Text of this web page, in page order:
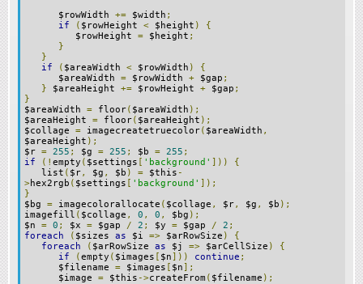
$rowWidth += $width ;
if
( $rowHeight < $height )
{
$rowHeight = $height ;
}
}
if
( $areaWidth < $rowWidth )
{
$areaWidth = $rowWidth + $gap ;
} $areaHeight += $rowHeight + $gap ;
}
$areaWidth = floor( $areaWidth );
$areaHeight = floor( $areaHeight );
$collage = imagecreatetruecolor( $areaWidth ,
$areaHeight );
$r = 255 ; $g = 255 ; $b = 255 ;
if
(! empty ( $settings [ 'background' ]))
{
list ( $r, $g , $b ) = $this -
>hex2rgb ( $settings [ 'background' ]);
}
$bg = imagecolorallocate ( $collage , $r, $g , $b );
imagefill ( $collage , 0 , 0 , $bg );
$n = 0 ; $x = $gap / 2 ; $y = $gap / 2 ;
foreach
( $sizes as $i => $arRowSize )
{
foreach
( $arRowSize as $j => $arCellSize )
{
if
(empty ( $images [ $n])) continue ;
$filename = $images [ $n];
$image = $this ->createFrom ( $filename );